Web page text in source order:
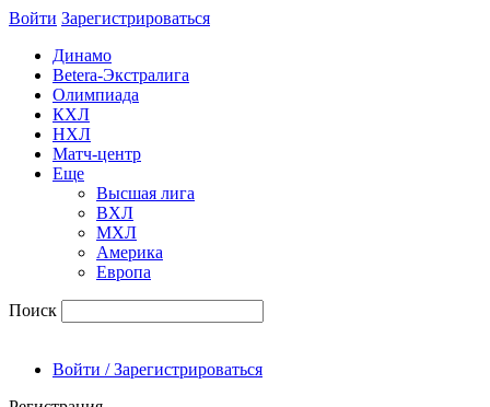
Войти Зарегиcтрироваться
Динамо
Betera-Экстралига
Олимпиада
КХЛ
НХЛ
Матч-центр
Еще
Высшая лига
ВХЛ
МХЛ
Америка
Европа
Поиск
Войти / Зарегистрироваться